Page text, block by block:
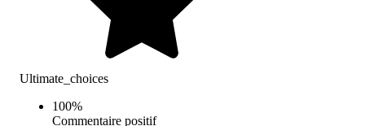
Ultimate_choices
100%
Commentaire positif